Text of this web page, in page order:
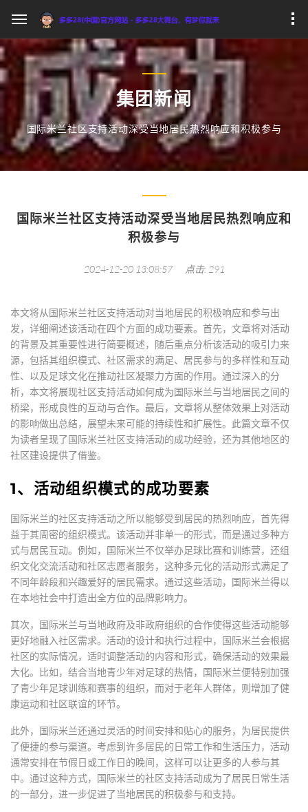
集团新闻
国际米兰社区支持活动深受当地居民热烈响应和积极参与
国际米兰社区支持活动深受当地居民热烈响应和
积极参与
2024-12-20 13:08:57 点击: 291
本文将从国际米兰社区支持活动对当地居民的积极响应和参与出
发，详细阐述该活动在四个方面的成功要素。首先，文章将对活动
的背景及其重要性进行简要概述，随后重点分析该活动的吸引力来
源，包括其组织模式、社区需求的满足、居民参与的多样性和互动
性、以及足球文化在推动社区凝聚力方面的作用。通过深入的分
析，本文将展现社区支持活动如何成为国际米兰与当地居民之间的
桥梁，形成良性的互动与合作。最后，文章将从整体效果上对活动
的影响做出总结，展望未来可能的持续性和扩展性。此篇文章不仅
为读者呈现了国际米兰社区支持活动的成功经验，还为其他地区的
社区建设提供了借鉴。
1、活动组织模式的成功要素
国际米兰的社区支持活动之所以能够受到居民的热烈响应，首先得
益于其周密的组织模式。该活动并非单一的形式，而是通过多种方
式与居民互动。例如，国际米兰不仅举办足球比赛和训练营，还组
织文化交流活动和社区志愿者服务，这种多元化的活动形式满足了
不同年龄段和兴趣爱好的居民需求。通过这些活动，国际米兰得以
在本地社会中打造出全方位的品牌影响力。
其次，国际米兰与当地政府及非政府组织的合作使得这些活动能够
更好地融入社区需求。活动的设计和执行过程中，国际米兰会根据
社区的实际情况，适时调整活动的内容和形式，确保活动的效果最
大化。比如，结合当地青少年对足球的热情，国际米兰便特别加强
了青少年足球训练和赛事的组织，而对于老年人群体，则增加了健
康运动和社区联谊的环节。
此外，国际米兰还通过灵活的时间安排和贴心的服务，为居民提供
了便捷的参与渠道。考虑到许多居民的日常工作和生活压力，活动
通常安排在节假日或工作日的晚间，这样可以让更多的人参与其
中。通过这种方式，国际米兰的社区支持活动成为了居民日常生活
的一部分，进一步促进了当地居民的积极参与和支持。